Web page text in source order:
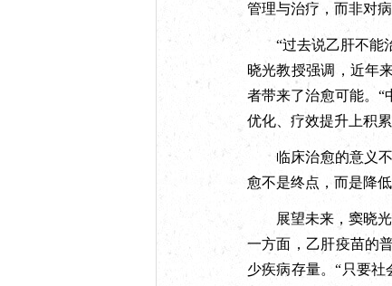
管理与治疗，而非对病
“过去说乙肝不能治
晓光教授强调，近年
者带来了治愈可能。“
优化、疗效提升上积
临床治愈的意义不
愈不是终点，而是降
展望未来，窦晓光
一方面，乙肝疫苗的
少疾病存量。“只要